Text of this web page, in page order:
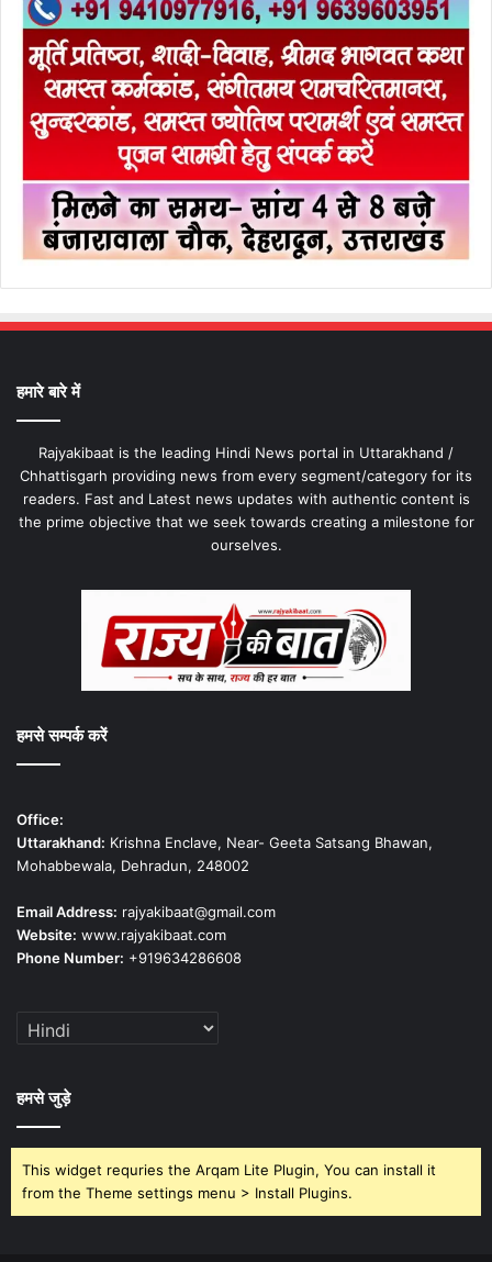
हमारे बारे में
Rajyakibaat is the leading Hindi News portal in Uttarakhand /
Chhattisgarh providing news from every segment/category for its
readers. Fast and Latest news updates with authentic content is
the prime objective that we seek towards creating a milestone for
ourselves.
हमसे सम्पर्क करें
Office:
Uttarakhand: Krishna Enclave, Near- Geeta Satsang Bhawan,
Mohabbewala, Dehradun, 248002
Email Address: rajyakibaat@gmail.com
Website: www.rajyakibaat.com
Phone Number: +919634286608
हमसे जुड़े
This widget requries the Arqam Lite Plugin, You can install it
from the Theme settings menu > Install Plugins.